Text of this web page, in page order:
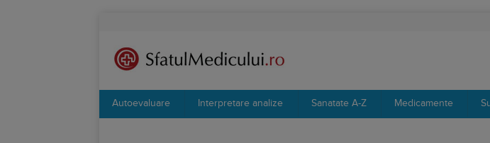
Autoevaluare Interpretare analize Sanatate A-Z Medicamente